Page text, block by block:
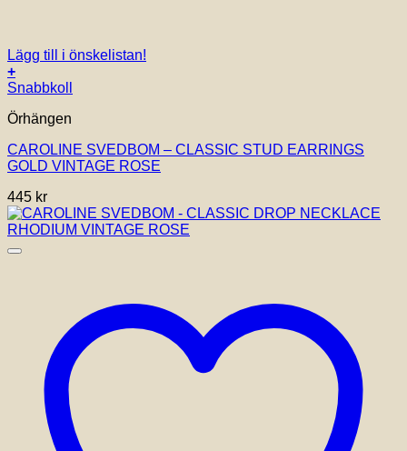
Lägg till i önskelistan!
+
Snabbkoll
Örhängen
CAROLINE SVEDBOM – CLASSIC STUD EARRINGS
GOLD VINTAGE ROSE
445 kr